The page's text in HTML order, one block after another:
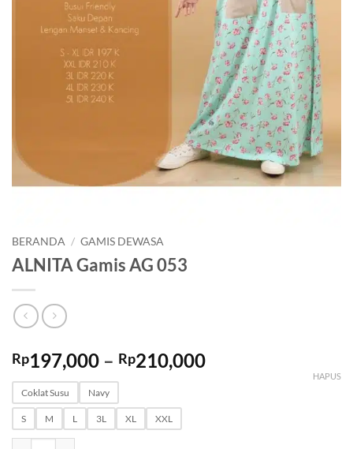
BERANDA / GAMIS DEWASA
ALNITA Gamis AG 053
Rp197,000 – Rp210,000Rentang
Coklat Susu Navy
S M L 3L XL XXL
HAPUS